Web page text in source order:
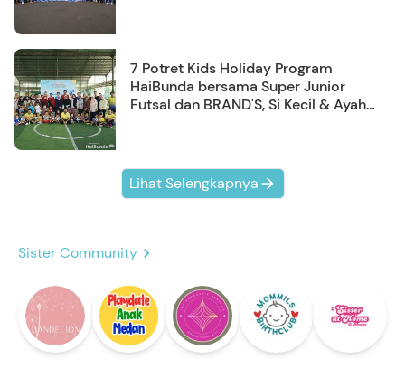
7 Potret Kids Holiday Program
HaiBunda bersama Super Junior
Futsal dan BRAND'S, Si Kecil & Ayah
Lihat Selengkapnya
Sister Community